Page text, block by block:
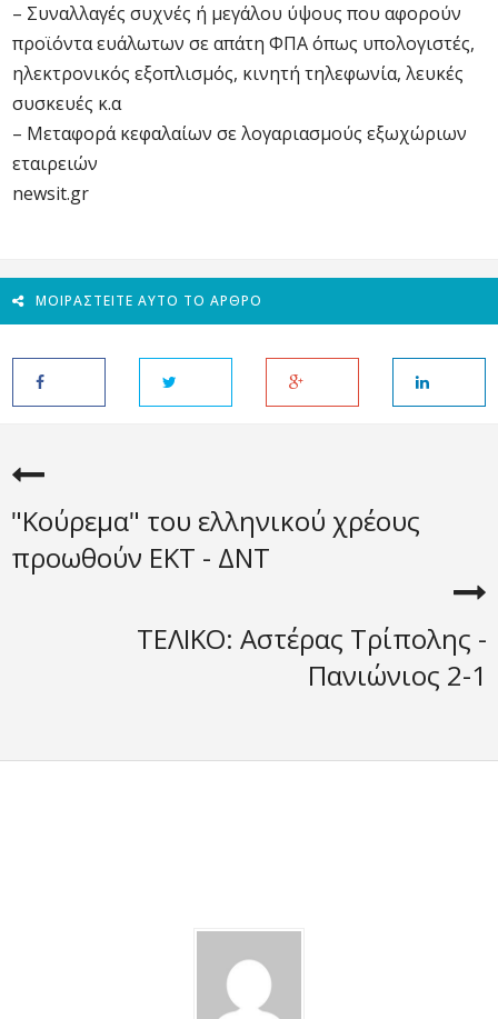
– Συναλλαγές συχνές ή μεγάλου ύψους που αφορούν
προϊόντα ευάλωτων σε απάτη ΦΠΑ όπως υπολογιστές,
ηλεκτρονικός εξοπλισμός, κινητή τηλεφωνία, λευκές
συσκευές κ.α
– Μεταφορά κεφαλαίων σε λογαριασμούς εξωχώριων
εταιρειών
newsit.gr
ΜΟΙΡΑΣΤΕΊΤΕ ΑΥΤΌ ΤΟ ΆΡΘΡΟ
"Κούρεμα" του ελληνικού χρέους
προωθούν ΕΚΤ - ΔΝΤ
ΤΕΛΙΚΟ: Αστέρας Τρίπολης -
Πανιώνιος 2-1